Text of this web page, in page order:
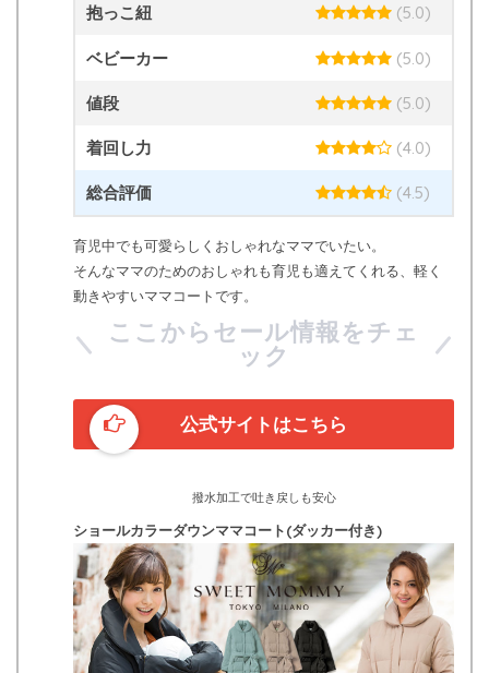
抱っこ紐 (5.0)
ベビーカー (5.0)
値段 (5.0)
着回し力 (4.0)
総合評価 (4.5)
育児中でも可愛らしくおしゃれなママでいたい。
そんなママのためのおしゃれも育児も適えてくれる、軽く
動きやすいママコートです。
ここからセール情報をチェ
ック
公式サイトはこちら
撥水加工で吐き戻しも安心
ショールカラーダウンママコート(ダッカー付き)